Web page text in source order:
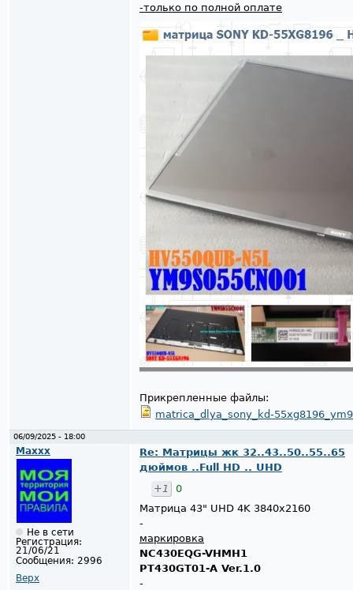
-только по полной оплате
Прикрепленные файлы:
matrica_dlya_sony_kd-
06/09/2025 - 18:00
Maxxx
Не в сети
Регистрация:
21/06/21
Сообщения: 2996
Верх
Re: Матрицы жк 32..43..50..55..65
дюймов ..Full HD .. UHD
+1
0
Матрица 43" UHD 4K 3840x2160
-
маркировка
NC430EQG-VHMH1
PT430GT01-A Ver.1.0
-